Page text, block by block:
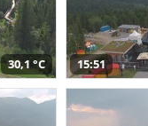
30,1 °C 15:51